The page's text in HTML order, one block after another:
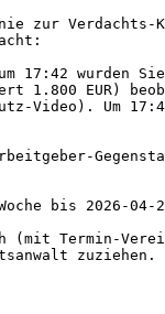
zur Verdachts-
17:42 wurden
1.800 EUR)
Video). Um
bis 2026-04-
(mit Termin-
zuziehen.